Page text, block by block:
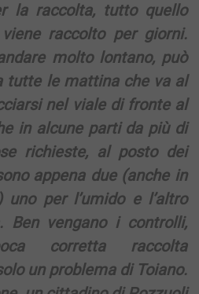
la raccolta, tutto quello
raccolto per giorni.
molto lontano, può
tutte le mattina che va al
nel viale di fronte al
in alcune parti da più di
richieste, al posto dei
appena due (anche in
uno per l’umido e l’altro
Ben vengano i controlli,
corretta raccolta
un problema di Toiano.